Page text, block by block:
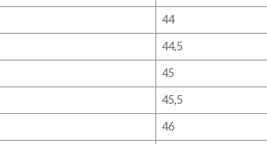
44
44,5
45
45,5
46